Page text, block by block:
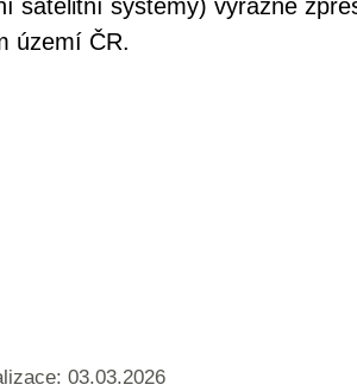
satelitní systémy) výrazné
území ČR.
03.03.2026